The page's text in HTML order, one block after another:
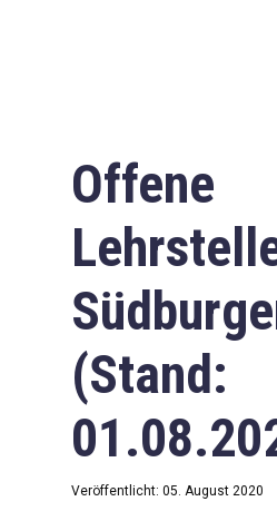
Offene
(Stand:
Veröffentlicht: 05. August 2020